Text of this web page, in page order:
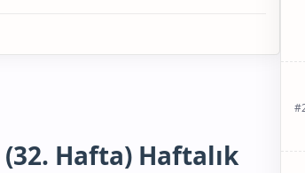
(32. Hafta) Haftalık